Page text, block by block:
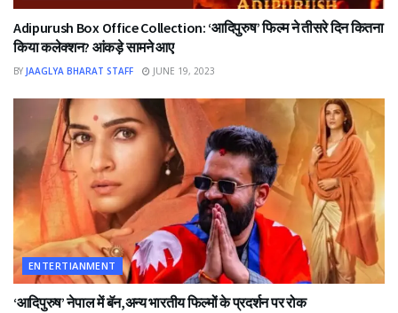
Adipurush Box Office Collection: ‘आदिपुरुष’ फिल्म ने तीसरे दिन कितना
किया कलेक्शन? आंकड़े सामने आए
BY JAAGLYA BHARAT STAFF JUNE 19, 2023
ENTERTIANMENT
‘आदिपुरुष’ नेपाल में बॅन,अन्य भारतीय फिल्मों के प्रदर्शन पर रोक